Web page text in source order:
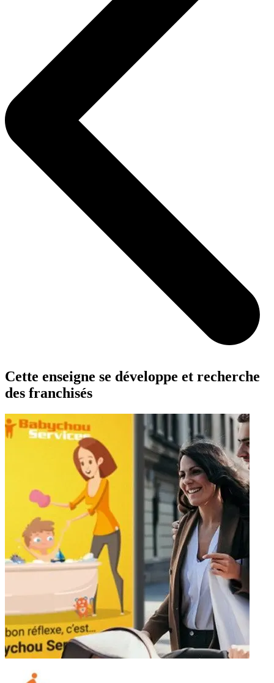
Cette enseigne se développe et recherche
des franchisés